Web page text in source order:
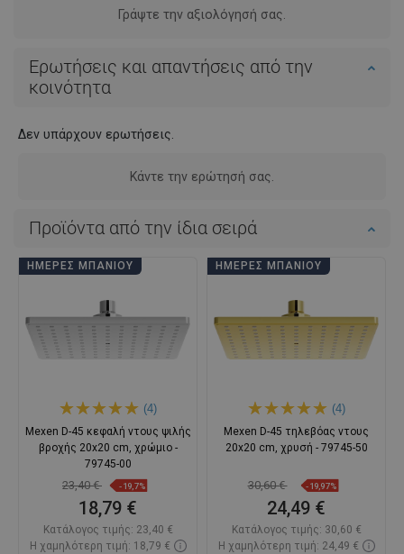
Γράψτε την αξιολόγησή σας.
Ερωτήσεις και απαντήσεις από την
κοινότητα
Δεν υπάρχουν ερωτήσεις.
Κάντε την ερώτησή σας.
Προϊόντα από την ίδια σειρά
ΗΜΈΡΕΣ ΜΠΆΝΙΟΥ
(4)
Mexen D-45 κεφαλή ντους ψιλής
βροχής 20x20 cm, χρώμιο -
79745-00
23,40 € -19,7%
18,79 €
Κατάλογος τιμής: 23,40 €
Η χαμηλότερη τιμή: 18,79 €
ΗΜΈΡΕΣ ΜΠΆΝΙΟΥ
(4)
Mexen D-45 τηλεβόας ντους
20x20 cm, χρυσή - 79745-50
30,60 € -19,97%
24,49 €
Κατάλογος τιμής: 30,60 €
Η χαμηλότερη τιμή: 24,49 €